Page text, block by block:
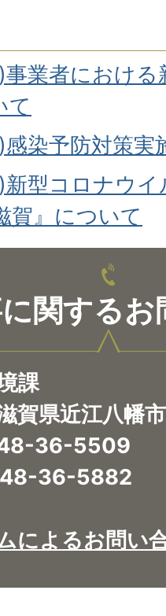
業者におけ
て
染予防対策実
型コロナウ
賀』について
関するお
課
賀県近江八幡
36-5509
36-5882
によるお問い